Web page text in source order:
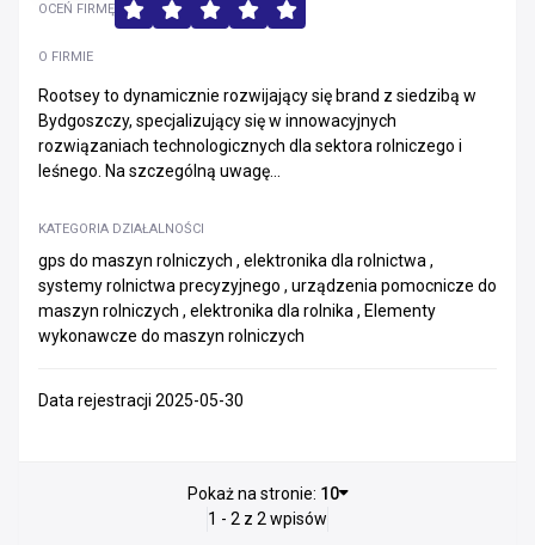
O FIRMIE
Rootsey to dynamicznie rozwijający się brand z siedzibą w
Bydgoszczy, specjalizujący się w innowacyjnych
rozwiązaniach technologicznych dla sektora rolniczego i
leśnego. Na szczególną uwagę...
KATEGORIA DZIAŁALNOŚCI
gps do maszyn rolniczych , elektronika dla rolnictwa ,
systemy rolnictwa precyzyjnego , urządzenia pomocnicze do
maszyn rolniczych , elektronika dla rolnika , Elementy
wykonawcze do maszyn rolniczych
OCEŃ FIRMĘ
Data rejestracji 2025-05-30
Pokaż na stronie: 10
1 - 2 z 2 wpisów